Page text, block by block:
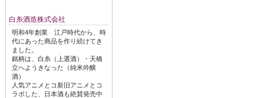
白糸酒造株式会社
明和4年創業 江戸時代から、時
代にあった商品を作り続けてき
ました。
銘柄は、白糸（上選酒）・天橋
立へようきなった（純米吟醸
酒）
人気アニメとコ新旧アニメとコ
ラボした、日本酒も絶賛発売中